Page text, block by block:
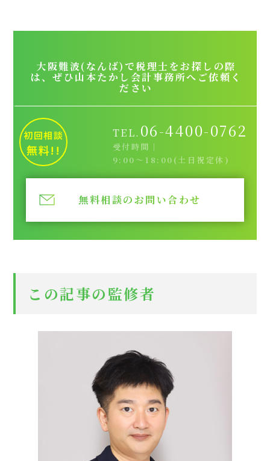
大阪難波(なんば)で税理士をお探しの際
は、ぜひ山本たかし会計事務所へご依頼く
ださい
初回相談
無料!!
TEL. 06-4400-0762
受付時間｜
9:00～18:00(土日祝定休)
無料相談のお問い合わせ
この記事の監修者